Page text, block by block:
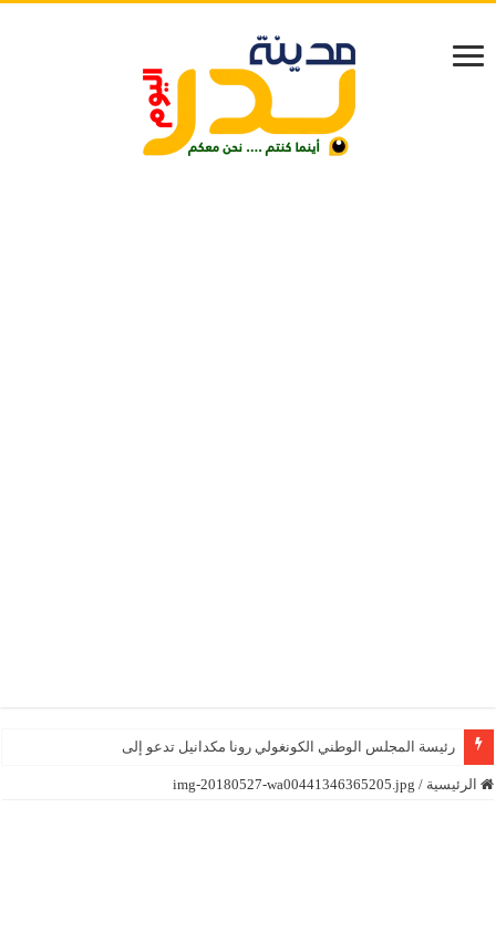
رئيسة المجلس الوطني الكونغولي رونا مكدانيل تدعو إلى التحلي بالصب
الرئيسية /
img-20180527-wa00441346365205.jpg